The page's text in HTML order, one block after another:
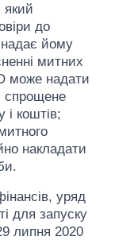
до
надає йому
митних
може надати
спрощене
і коштів;
накладати
уряд
для запуску
липня 2020